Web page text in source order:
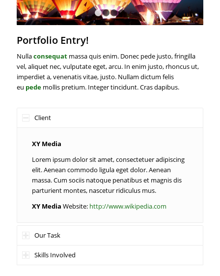
1 2 3 4
Portfolio Entry!
Nullaconsequatmassa quis enim. Donec pede justo, fringilla
vel, aliquet nec, vulputate eget, arcu. In enim justo, rhoncus ut,
imperdiet a, venenatis vitae, justo. Nullam dictum felis
eu pedemollis pretium. Integer tincidunt. Cras dapibus.
Client
XY Media
Lorem ipsum dolor sit amet, consectetuer adipiscing
elit. Aenean commodo ligula eget dolor. Aenean
massa. Cum sociis natoque penatibus et magnis dis
parturient montes, nascetur ridiculus mus.
XY Media Website: http://www.wikipedia.com
Our Task
Skills Involved